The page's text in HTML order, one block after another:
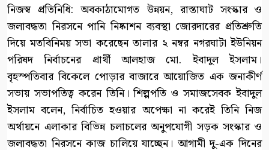
নিজস্ব প্রতিনিধি: অবকাঠামোগত উন্নয়ন, রাস্তাঘাট সংস্কার ও
জলাবদ্ধতা নিরসনে পানি নিষ্কাশন ব্যবস্থা জোরদারের প্রতিশ্রুতি
দিয়ে মতবিনিময় সভা করেছেন তালার ২ নম্বর নগরঘাটা ইউনিয়ন
পরিষদ নির্বাচনের প্রার্থী আলহাজ মো. ইবাদুল ইসলাম।
বৃহস্পতিবার বিকেলে পোড়ার বাজারে আয়োজিত এক জনাকীর্ণ
সভায় সভাপতিত্ব করেন তিনি। শিল্পপতি ও সমাজসেবক ইবাদুল
ইসলাম বলেন, নির্বাচিত হওয়ার অপেক্ষা না করেই তিনি নিজ
অর্থায়নে এলাকার বিভিন্ন চলাচলের অনুপযোগী সড়ক সংস্কার ও
জলাবদ্ধতা নিরসনে কাজ চালিয়ে যাচ্ছেন। আগামী দু-এক দিনের